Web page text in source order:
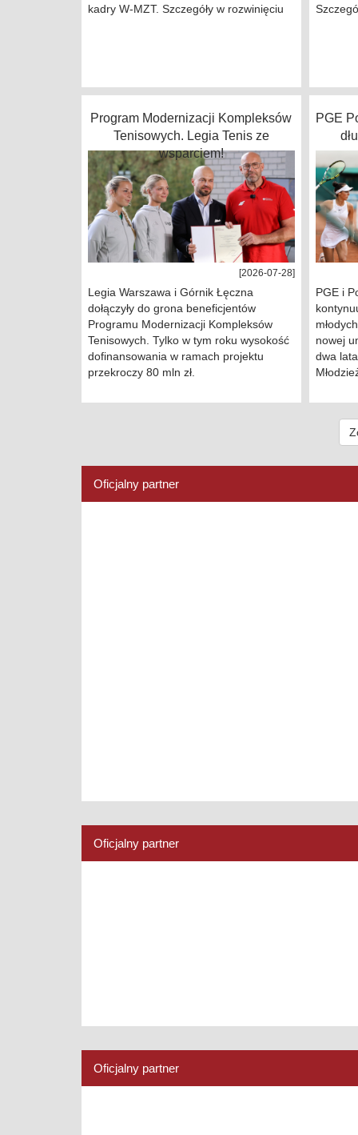
kadry W-MZT. Szczegóły w rozwinięciu
Program Modernizacji Kompleksów
Tenisowych. Legia Tenis ze
wsparciem!
[2026-07-28]
Legia Warszawa i Górnik Łęczna
dołączyły do grona beneficjentów
Programu Modernizacji Kompleksów
Tenisowych. Tylko w tym roku wysokość
dofinansowania w ramach projektu
przekroczy 80 mln zł.
PGE
PGE i
nowej
dwa
Oficjalny partner
Oficjalny partner
Oficjalny partner